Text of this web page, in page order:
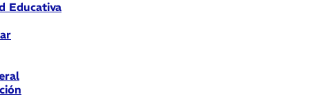
Educativa